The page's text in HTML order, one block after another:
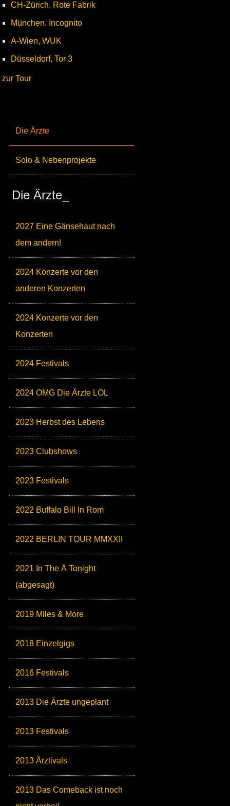
Die Ärzte
Solo & Nebenprojekte
Die Ärzte_
2027 Eine Gänsehaut nach
dem andern!
2024 Konzerte vor den
anderen Konzerten
2024 Konzerte vor den
Konzerten
2024 Festivals
2024 OMG Die Ärzte LOL
2023 Herbst des Lebens
2023 Clubshows
2023 Festivals
2022 Buffalo Bill In Rom
2022 BERLIN TOUR MMXXII
2021 In The Ä Tonight
(abgesagt)
2019 Miles & More
2018 Einzelgigs
2016 Festivals
2013 Die Ärzte ungeplant
2013 Festivals
2013 Ärztivals
2013 Das Comeback ist noch
CH-Zürich, Rote Fabrik
München, Incognito
A-Wien, WUK
Düsseldorf, Tor 3
zur Tour